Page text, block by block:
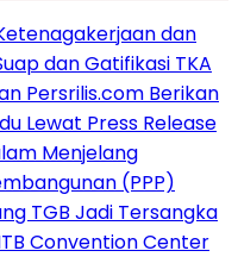
dan
dan Gatifikasi TKA
Persrilis.com Berikan
Lewat Press Release
Menjelang
(PPP)
TGB Jadi Tersangka
Convention Center